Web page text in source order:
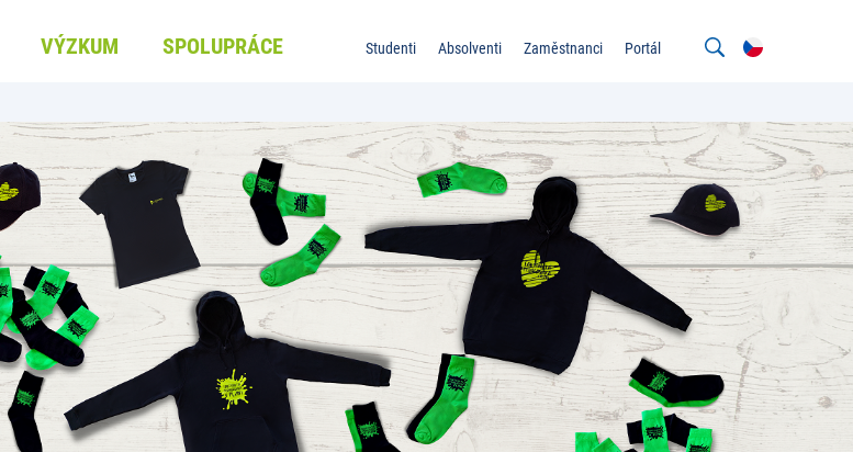
VÝZKUM SPOLUPRÁCE Studenti Absolventi Zaměstnanci Portál